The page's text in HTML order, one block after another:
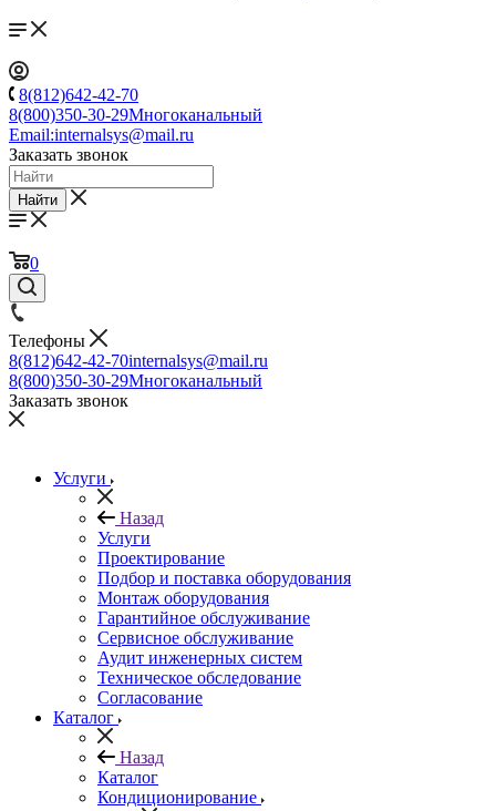
8(812)642-42-70
8(800)350-30-29Многоканальный
Email:internalsys@mail.ru
Заказать звонок
Найти
0
Телефоны
8(812)642-42-70internalsys@mail.ru
8(800)350-30-29Многоканальный
Заказать звонок
Услуги
Назад
Услуги
Проектирование
Подбор и поставка оборудования
Монтаж оборудования
Гарантийное обслуживание
Сервисное обслуживание
Аудит инженерных систем
Техническое обследование
Согласование
Каталог
Назад
Каталог
Кондиционирование